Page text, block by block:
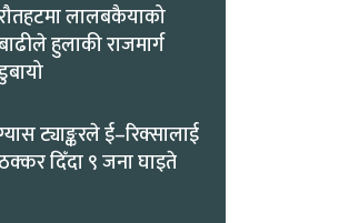
लालबकैयाको
हुलाकी राजमार्ग
ट्याङ्करले ई–रिक्सालाई
दिँदा ९ जना घाइते